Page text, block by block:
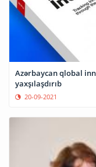
Azərbaycan qlobal
yaxşılaşdırıb
20-09-2021